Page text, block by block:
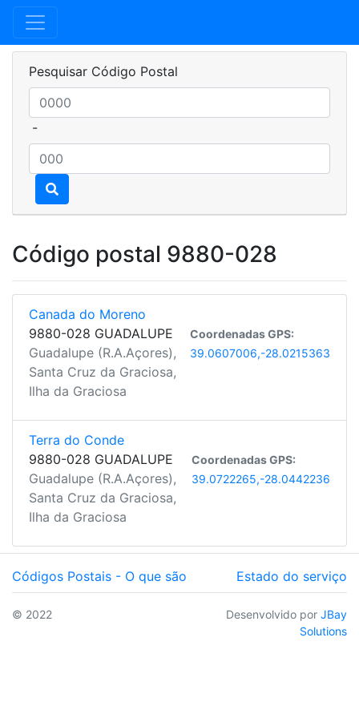
Pesquisar Código Postal
-
Código postal 9880-028
Canada do Moreno
9880-028 GUADALUPE
Guadalupe (R.A.Açores),
Santa Cruz da Graciosa,
Ilha da Graciosa
Coordenadas GPS:
39.0607006,-28.0215363
Terra do Conde
9880-028 GUADALUPE
Guadalupe (R.A.Açores),
Santa Cruz da Graciosa,
Ilha da Graciosa
Coordenadas GPS:
39.0722265,-28.0442236
Códigos Postais - O que são Estado do serviço
© 2022 Desenvolvido por JBay
Solutions